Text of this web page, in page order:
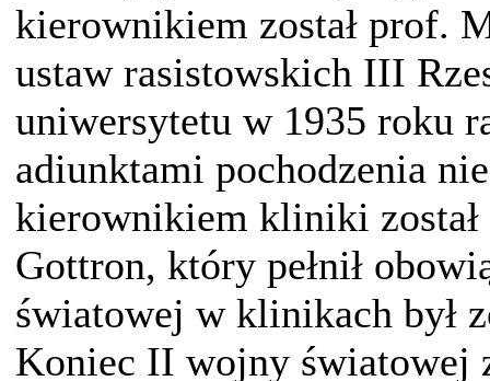
kierownikiem został prof.
ustaw rasistowskich III
uniwersytetu w 1935 roku
adiunktami pochodzenia
kierownikiem kliniki
Gottron, który pełnił
światowej w klinikach był
Koniec II wojny światowej